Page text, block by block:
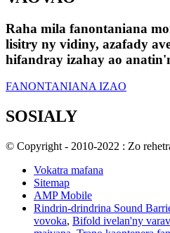
Raha mila fanontaniana
lisitry ny vidiny, azafady
hifandray izahay ao
FANONTANIANA IZAO
SOSIALY
© Copyright - 2010-2022 : Zo
Vokatra mafana
Sitemap
AMP Mobile
Rindrin-drindrina Sound
vovoka, Bifold ivelan'ny